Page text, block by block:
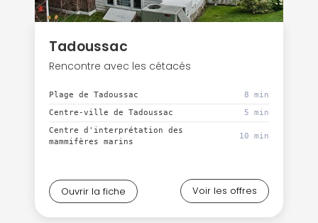
Tadoussac
Rencontre avec les cétacés
Plage de Tadoussac
8 min
Centre-ville de Tadoussac
5 min
Centre d'interprétation des
mammifères marins
10 min
Ouvrir la fiche Voir les offres